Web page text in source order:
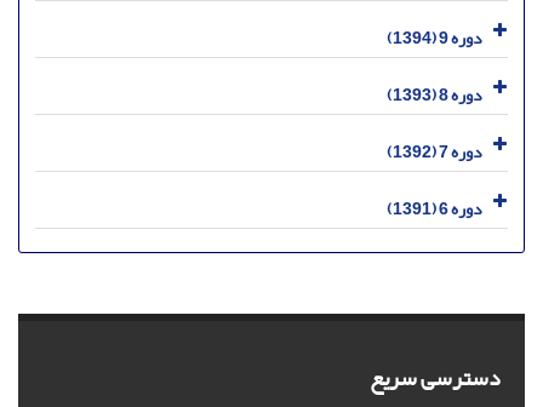
دوره 9 (1394)
دوره 8 (1393)
دوره 7 (1392)
دوره 6 (1391)
دسترسی سریع